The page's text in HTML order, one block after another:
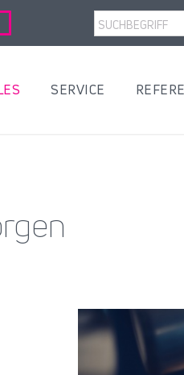
SERVICE